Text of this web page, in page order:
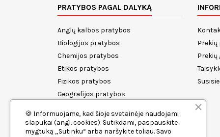
PRATYBOS PAGAL DALYKĄ
Anglų kalbos pratybos
Biologijos pratybos
Chemijos pratybos
Etikos pratybos
Fizikos pratybos
Geografijos pratybos
Lietuvių kalbos pratybos
Matematikos pratybos
Prekių
🍪 Informuojame, kad šioje svetainėje naudojami
slapukai (angl. cookies). Sutikdami, paspauskite
mygtuką „Sutinku“ arba naršykite toliau. Savo